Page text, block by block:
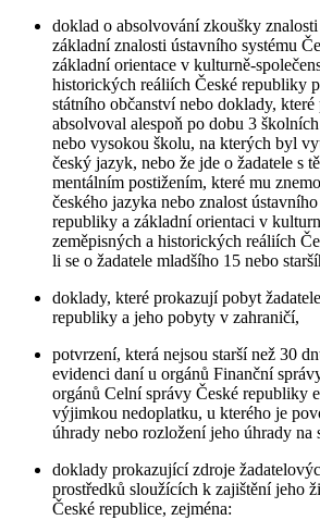
doklad o absolvování zkoušky
základní znalosti ústavního systému
základní orientace v kulturně-
historických reáliích České republiky
státního občanství nebo doklady,
absolvoval alespoň po dobu 3
nebo vysokou školu, na kterých byl
český jazyk, nebo že jde o žadatele s
mentálním postižením, které mu
českého jazyka nebo znalost
republiky a základní orientaci v
zeměpisných a historických reáliích
li se o žadatele mladšího 15 nebo
doklady, které prokazují pobyt
republiky a jeho pobyty v zahraničí,
potvrzení, která nejsou starší než 30
evidenci daní u orgánů Finanční
orgánů Celní správy České republiky
výjimkou nedoplatku, u kterého je
úhrady nebo rozložení jeho úhrady na
doklady prokazující zdroje
prostředků sloužících k zajištění jeho
České republice, zejména: